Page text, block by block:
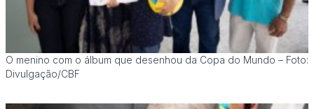
O menino com o álbum que desenhou da Copa do Mundo – Foto:
Divulgação/CBF